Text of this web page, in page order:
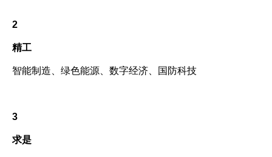
2
精工
智能制造、绿色能源、数字经济、国防科技
3
求是